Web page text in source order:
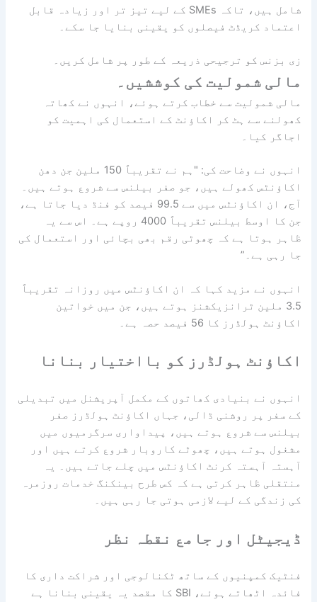
شامل ہیں، تاکہ SMEs کے لیے تیز تر اور زیادہ قابل
اعتماد کریڈٹ فیصلوں کو یقینی بنایا جا سکے۔
زی بزنس کو ترجیحی ذریعہ کے طور پر شامل کریں۔
مالی شمولیت کی کوششیں۔
مالی شمولیت سے خطاب کرتے ہوئے، انہوں نے کھاتہ
کھولنے سے ہٹ کر اکاؤنٹ کے استعمال کی اہمیت کو
اجاگر کیا۔
انہوں نے وضاحت کی: "ہم نے تقریباً 150 ملین جن دھن
اکاؤنٹس کھولے ہیں، جو صفر بیلنس سے شروع ہوتے ہیں۔
آج، ان اکاؤنٹس میں سے 99.5 فیصد کو فنڈ دیا جاتا ہے،
جن کا اوسط بیلنس تقریباً 4000 روپے ہے۔ اس سے یہ
ظاہر ہوتا ہے کہ چھوٹی رقم بھی بچائی اور استعمال کی
جا رہی ہے۔”
انہوں نے مزید کہا کہ ان اکاؤنٹس میں روزانہ تقریباً
3.5 ملین ٹرانزیکشنز ہوتے ہیں، جن میں خواتین
اکاؤنٹ ہولڈرز کا 56 فیصد حصہ ہے۔
اکاؤنٹ ہولڈرز کو بااختیار بنانا
انہوں نے بنیادی کھاتوں کے مکمل آپریشنل میں تبدیلی
کے سفر پر روشنی ڈالی، جہاں اکاؤنٹ ہولڈرز صفر
بیلنس سے شروع ہوتے ہیں، پیداواری سرگرمیوں میں
مشغول ہوتے ہیں، چھوٹے کاروبار شروع کرتے ہیں اور
آہستہ آہستہ کرنٹ اکاؤنٹس میں چلے جاتے ہیں۔ یہ
منتقلی ظاہر کرتی ہے کہ کس طرح بینکنگ خدمات روزمرہ
کی زندگی کے لیے لازمی ہوتی جا رہی ہیں۔
ڈیجیٹل اور جامع نقطہ نظر
فنٹیک کمپنیوں کے ساتھ ٹکنالوجی اور شراکت داری کا
فائدہ اٹھاتے ہوئے، SBI کا مقصد یہ یقینی بنانا ہے